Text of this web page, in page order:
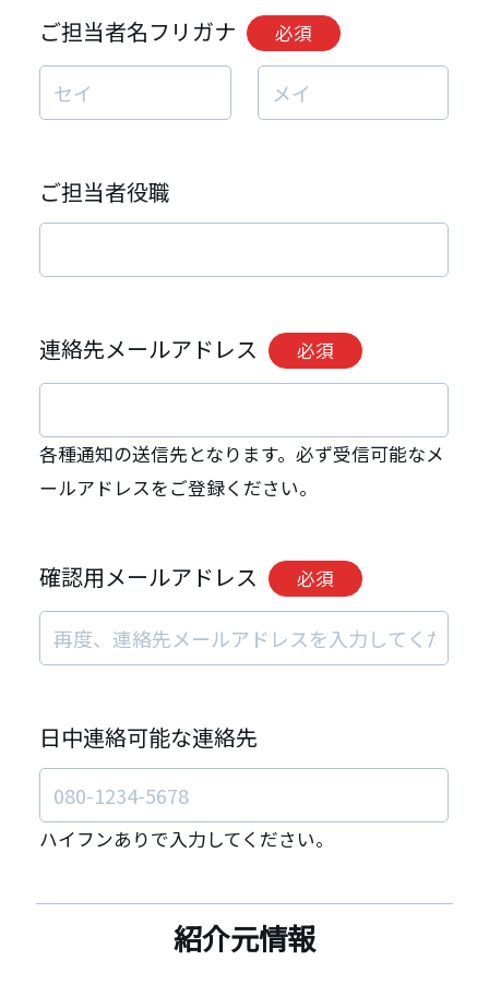
ご担当者名フリガナ 必須
ご担当者役職
連絡先メールアドレス 必須
各種通知の送信先となります。必ず受信可能なメ
ールアドレスをご登録ください。
確認用メールアドレス 必須
日中連絡可能な連絡先
ハイフンありで入力してください。
紹介元情報